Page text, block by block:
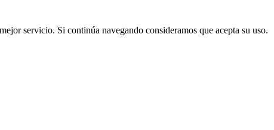
servicio. Si continúa navegando consideramos que acepta su uso.